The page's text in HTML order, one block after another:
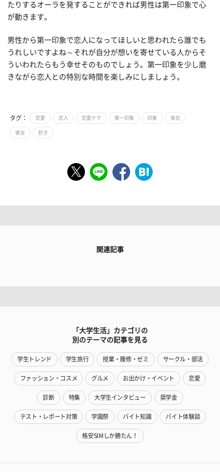
たりするオーラを発することができれば男性は第一印象で心
が動きます。
男性から第一印象で恋人になってほしいと思われたら誰でも
うれしいですよね～それが自分が想いを寄せている人からそ
ういわれたらもう幸せそのものでしょう。第一印象を少し磨
きながら恋人との特別な時間を楽しみにしましょう。
タグ： 恋愛 恋人 恋愛テク 第一印象 印象 彼氏
彼女 好き
関連記事
「大学生活」カテゴリの
別のテーマの記事を見る
学生トレンド 学生旅行 授業・履修・ゼミ サークル・部活
ファッション・コスメ グルメ お出かけ・イベント 恋愛
診断 特集 大学生インタビュー 奨学金
テスト・レポート対策 学園祭 バイト知識 バイト体験談
格安SIMしか勝たん！